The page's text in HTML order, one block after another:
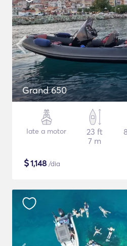
Grand 650
Iate a motor
23 ft
7 m
$1,148 /dia